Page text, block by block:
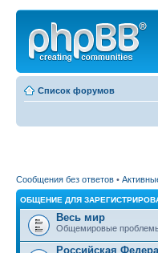
Список форумов
Сообщения без ответов •
ОБЩЕНИЕ ДЛЯ
Весь мир
Общемировые
Российская